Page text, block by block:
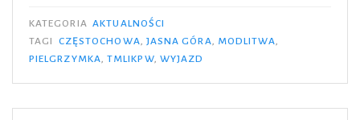
Jasną
Górę
w
dniu
9
KATEGORIA AKTUALNOŚCI
TAGI
CZĘSTOCHOWA JASNA GÓRA MODLITWA
PIELGRZYMKA ,TMLIKPW, WYJAZD